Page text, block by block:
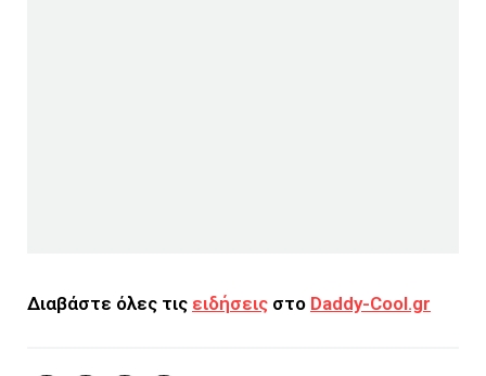
Διαβάστε όλες τις ειδήσεις στο Daddy-Cool.gr